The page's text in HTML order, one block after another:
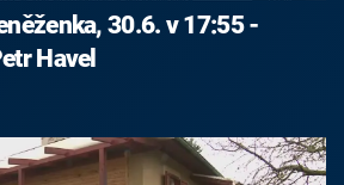
30.6. v 17:55 -
Havel